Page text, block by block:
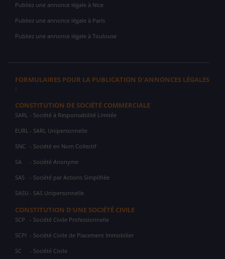
Publiez une annonce légale à Nice
Publiez une annonce légale à Paris
Publiez une annonce légale à Toulouse
FORMULAIRES POUR LA PUBLICATION D'ANNONCES LÉGALES
:
CONSTITUTION DE SOCIÉTÉ COMMERCIALE
SARL - Société à Responsabilité Limitée
EURL - SARL Unipersonnelle
SNC - Société en Nom Collectif
SA - Société Anonyme
SAS - Société par Actions Simplifiée
SASU - SAS Unipersonnelle
CONSTITUTION D'UNE SOCIÉTÉ CIVILE
SCP - Société Civile Professionnelle
SCPI - Société Civile de Placement Immobilier
SC - Société Civile